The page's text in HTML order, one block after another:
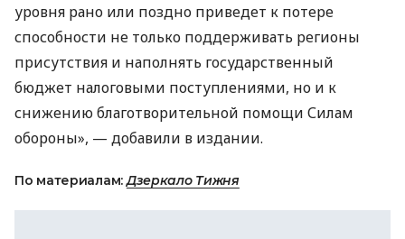
уровня рано или поздно приведет к потере
способности не только поддерживать регионы
присутствия и наполнять государственный
бюджет налоговыми поступлениями, но и к
снижению благотворительной помощи Силам
обороны», — добавили в издании.
По материалам:Дзеркало Тижня